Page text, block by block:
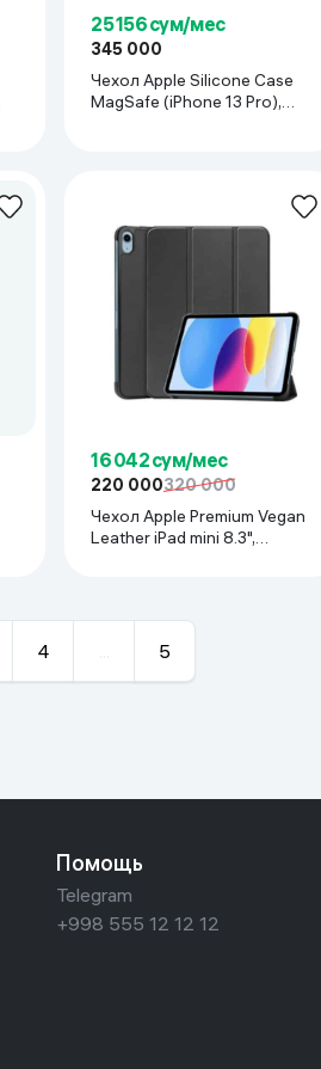
25 156 сум/мес
345 000
Чехол Apple Silicone Case
MagSafe (iPhone 13 Pro),
16 042 сум/мес
220 000320 000
Чехол Apple Premium Vegan
Leather iPad mini 8.3",
4 ... 5
Помощь
Telegram
+998 555 12 12 12